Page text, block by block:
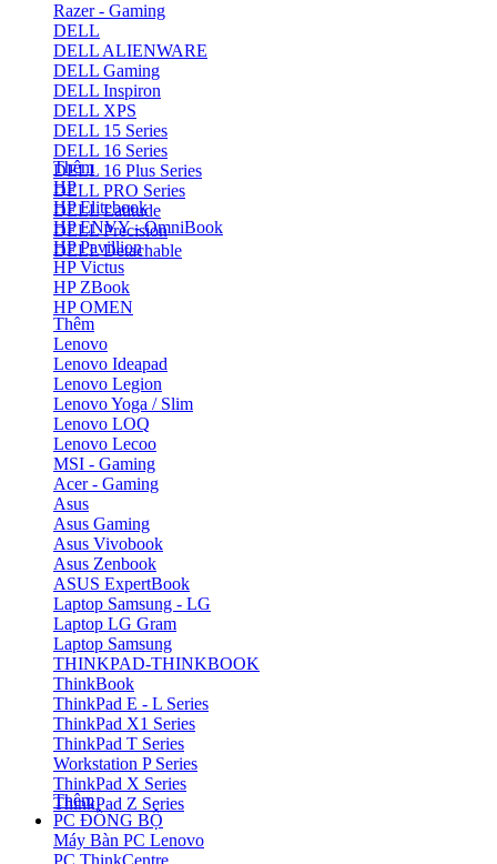
Razer - Gaming
DELL
DELL ALIENWARE
DELL Gaming
DELL Inspiron
DELL XPS
DELL 15 Series
DELL 16 Series
DELL 16 Plus Series
DELL PRO Series
DELL Latitude
DELL Precision
DELL Detachable
Thêm
HP
HP Elitebook
HP ENVY - OmniBook
HP Pavillion
HP Victus
HP ZBook
HP OMEN
Thêm
Lenovo
Lenovo Ideapad
Lenovo Legion
Lenovo Yoga / Slim
Lenovo LOQ
Lenovo Lecoo
MSI - Gaming
Acer - Gaming
Asus
Asus Gaming
Asus Vivobook
Asus Zenbook
ASUS ExpertBook
Laptop Samsung - LG
Laptop LG Gram
Laptop Samsung
THINKPAD-THINKBOOK
ThinkBook
ThinkPad E - L Series
ThinkPad X1 Series
ThinkPad T Series
Workstation P Series
ThinkPad X Series
ThinkPad Z Series
Thêm
PC ĐỒNG BỘ
Máy Bàn PC Lenovo
PC ThinkCentre